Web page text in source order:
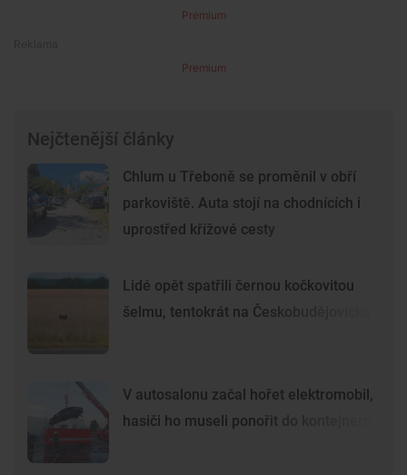
Premium
Premium
Nejčtenější články
Chlum u Třeboně se proměnil v obří
parkoviště. Auta stojí na chodnících i
uprostřed křížové cesty
Lidé opět spatřili černou kočkovitou
šelmu, tentokrát na Českobudějovicku
V autosalonu začal hořet elektromobil,
hasiči ho museli ponořit do kontejneru